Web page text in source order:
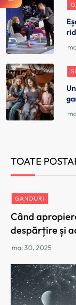
TOATE
GANDURI
Când
despărțire și